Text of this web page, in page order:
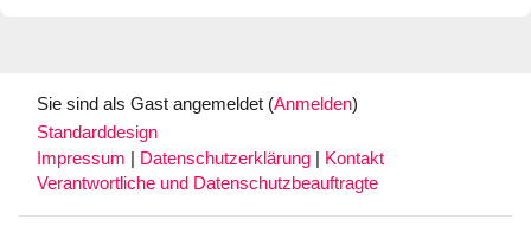
Sie sind als Gast angemeldet (Anmelden)
Standarddesign
Impressum
Datenschutzerklärung
Kontakt
Verantwortliche und Datenschutzbeauftragte